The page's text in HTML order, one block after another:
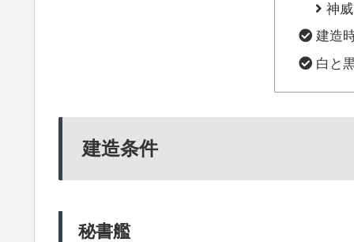
神威
建造
白と
建造条件
秘書艦